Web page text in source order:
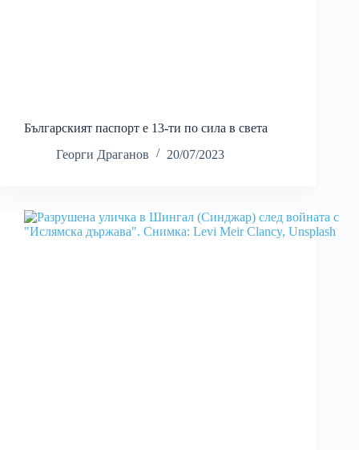
Българският паспорт е 13-ти по сила в света
Георги Драганов
20/07/2023